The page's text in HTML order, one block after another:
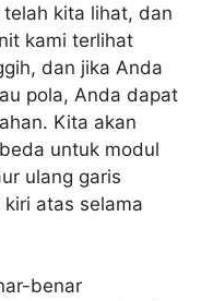
kita lihat, dan
kami terlihat
dan jika Anda
pola, Anda dapat
Kita akan
untuk modul
ulang garis
atas selama
benar